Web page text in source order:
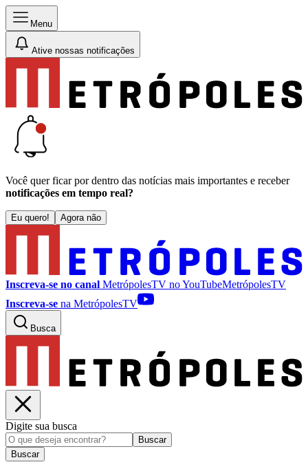
Menu
Ative nossas notificações
Você quer ficar por dentro das notícias mais importantes e receber
notificações em tempo real?
Eu quero! Agora não
Inscreva-se no canal MetrópolesTV noYouTubeMetrópolesTV
Inscreva-se na MetrópolesTV
Busca
Digite sua busca
Buscar
Buscar